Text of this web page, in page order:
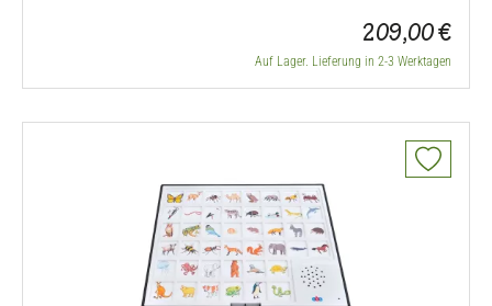
209,00 €
Auf Lager. Lieferung in 2-3 Werktagen